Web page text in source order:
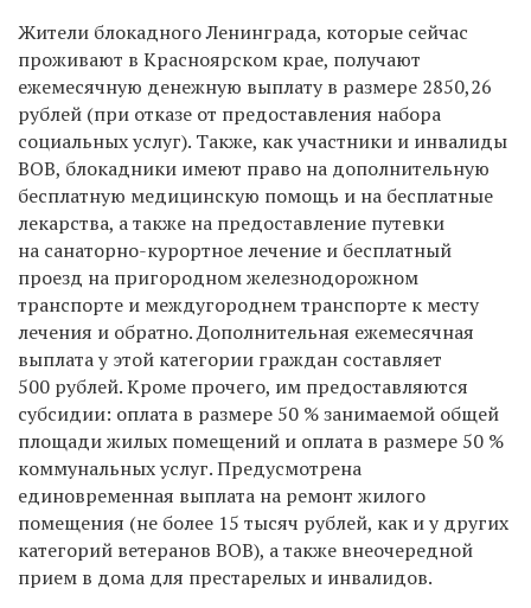
Жители блокадного Ленинграда, которые сейчас
проживают в Красноярском крае, получают
ежемесячную денежную выплату в размере 2850,26
рублей (при отказе от предоставления набора
социальных услуг). Также, как участники и инвалиды
ВОВ, блокадники имеют право на дополнительную
бесплатную медицинскую помощь и на бесплатные
лекарства, а также на предоставление путевки
на санаторно-курортное лечение и бесплатный
проезд на пригородном железнодорожном
транспорте и междугороднем транспорте к месту
лечения и обратно. Дополнительная ежемесячная
выплата у этой категории граждан составляет
500 рублей. Кроме прочего, им предоставляются
субсидии: оплата в размере 50 % занимаемой общей
площади жилых помещений и оплата в размере 50 %
коммунальных услуг. Предусмотрена
единовременная выплата на ремонт жилого
помещения (не более 15 тысяч рублей, как и у других
категорий ветеранов ВОВ), а также внеочередной
прием в дома для престарелых и инвалидов.